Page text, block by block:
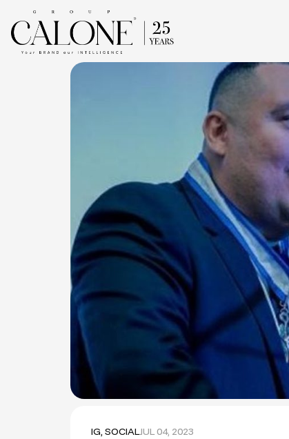
IG, SOCIALJUL 04, 2023